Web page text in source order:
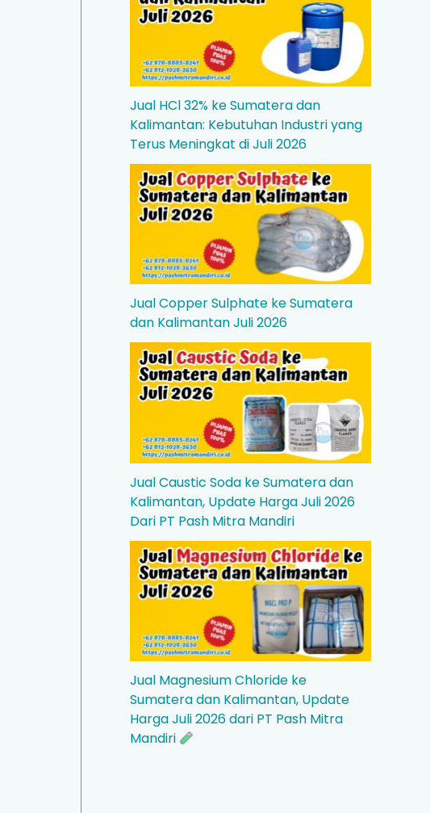
Jual HCl 32% ke Sumatera dan
Kalimantan: Kebutuhan Industri yang
Terus Meningkat di Juli 2026
Jual Copper Sulphate ke Sumatera
dan Kalimantan Juli 2026
Jual Caustic Soda ke Sumatera dan
Kalimantan, Update Harga Juli 2026
Dari PT Pash Mitra Mandiri
Jual Magnesium Chloride ke
Sumatera dan Kalimantan, Update
Harga Juli 2026 dari PT Pash Mitra
Mandiri